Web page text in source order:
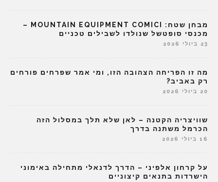
מבחן שטח: MOUNTAIN EQUIPMENT COMICI –
מכנסי סופטשל שנולדו לשבילים טכניים
23 ביולי 2026
מה זו הפריחה הצהובה הזו, ומי אמר שפרחים פורחים
רק באביב?
20 ביולי 2026
שוויצריה הקטנה – לאן שלא תלך במסלול הזה
הכרמל משתנה בדרך
16 ביולי 2026
על קרחון אלפיני – הדרך לדנאלי מתחילה באימוני
הישרדות בתנאים קיצוניים